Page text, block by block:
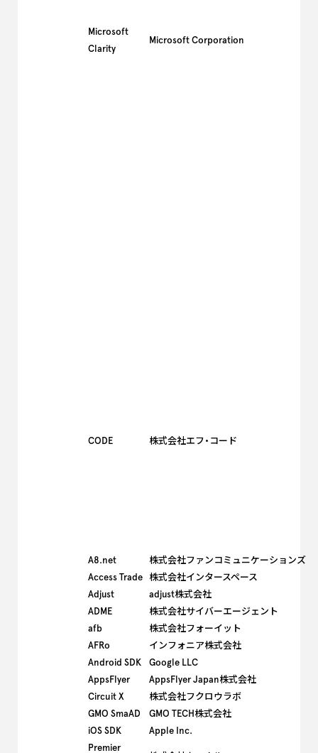
Microsoft
Clarity
Microsoft Corporation
CODE 株式会社エフ・コード
A8.net
株式会社ファンコミュニケーションズ
Access Trade
株式会社インタースペース
Adjust
adjust株式会社
ADME
株式会社サイバーエージェント
afb
株式会社フォーイット
AFRo
インフォニア株式会社
Android SDK
Google LLC
AppsFlyer
AppsFlyer Japan株式会社
Circuit X
株式会社フクロウラボ
GMO SmaAD
GMO TECH株式会社
iOS SDK
Apple Inc.
Premier